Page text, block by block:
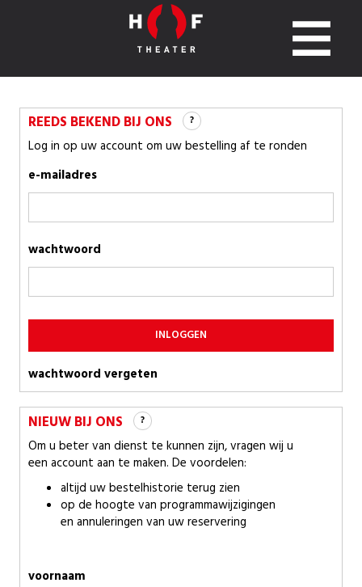
REEDS BEKEND BIJ ONS ?
Log in op uw account om uw bestelling af te ronden
e-mailadres
wachtwoord
INLOGGEN
wachtwoord vergeten
NIEUW BIJ ONS ?
Om u beter van dienst te kunnen zijn, vragen wij u
een account aan te maken. De voordelen:
altijd uw bestelhistorie terug zien
op de hoogte van programmawijzigingen
en annuleringen van uw reservering
voornaam